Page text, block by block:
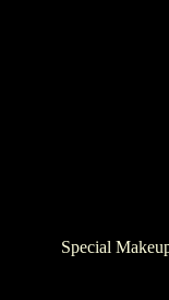
Special